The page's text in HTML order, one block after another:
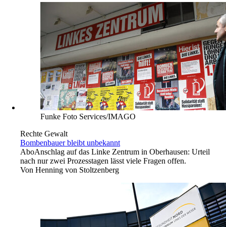
Funke Foto Services/IMAGO
Rechte Gewalt
Bombenbauer bleibt unbekannt
AboAnschlag auf das Linke Zentrum in Oberhausen: Urteil
nach nur zwei Prozesstagen lässt viele Fragen offen.
Von Henning von Stoltzenberg